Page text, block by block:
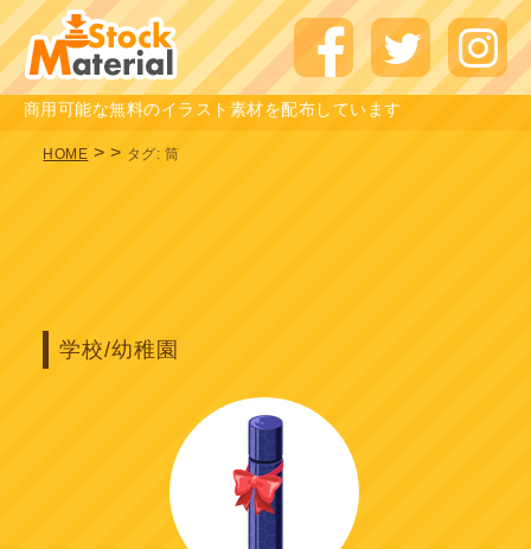
商用可能な無料のイラスト素材を配布しています
HOME > > タグ: 筒
学校/幼稚園